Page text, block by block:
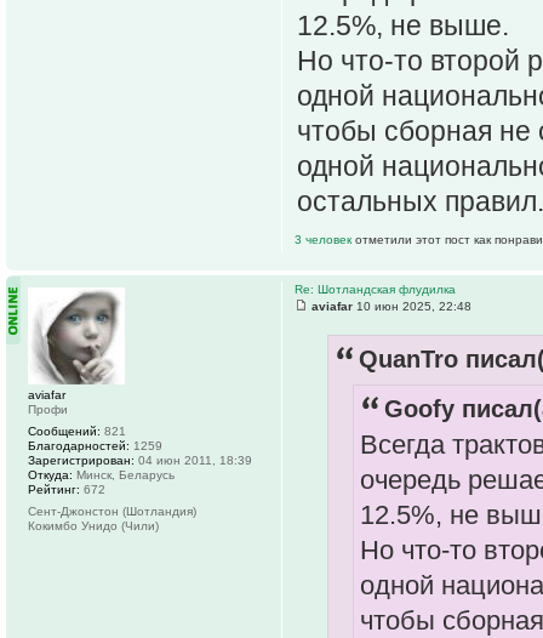
12.5%, не выше.
Но что-то второй
одной
чтобы сборная не
одной
остальных правил.
3 человек отметили этот пост как
Re: Шотландская флудилка
aviafar 10 июн 2025, 22:48
QuanTro
Goofy
Всегда
очередь
12.5%, не
Но что-то
одной
чтобы
aviafar
Профи
Сообщений: 821
Благодарностей: 1259
Зарегистрирован: 04 июн 2011, 18:39
Откуда: Минск, Беларусь
Рейтинг: 672
Сент-Джонстон (Шотландия)
Кокимбо Унидо (Чили)